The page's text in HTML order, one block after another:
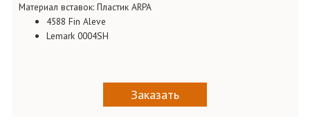
Материал вставок: Пластик ARPA
4588 Fin Aleve
Lemark 0004SH
Заказать